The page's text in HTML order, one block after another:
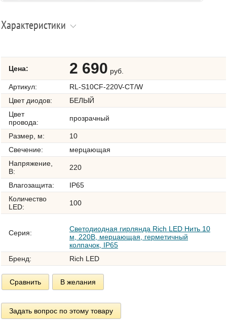
Характеристики
Цена: 2 690 руб.
Артикул:
RL-S10CF-220V-CT/W
Цвет диодов:
БЕЛЫЙ
Цвет
провода:
прозрачный
Размер, м:
10
Свечение:
мерцающая
Напряжение,
В:
220
Влагозащита:
IP65
Количество
LED:
100
Серия:
Светодиодная гирлянда Rich LED Нить 10
м, 220В, мерцающая, герметичный
колпачок, IP65
Бренд:
Rich LED
Сравнить В желания
Задать вопрос по этому товару